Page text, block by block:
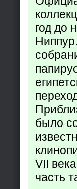
год до
было
VII
часть